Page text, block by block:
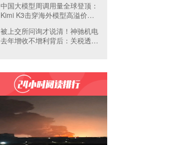
中国大模型周调用量全球登顶：
Kimi K3击穿海外模型高溢价壁
被上交所问询才说清！神驰机电
去年增收不增利背后：关税透支